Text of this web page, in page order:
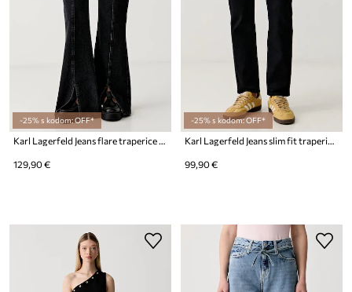
-25% s kodom: OFF*
Karl Lagerfeld Jeans flare traperice za žene
129,90 €
-25% s kodom: OFF*
Karl Lagerfeld Jeans slim fit traperice za muškarce
99,90 €